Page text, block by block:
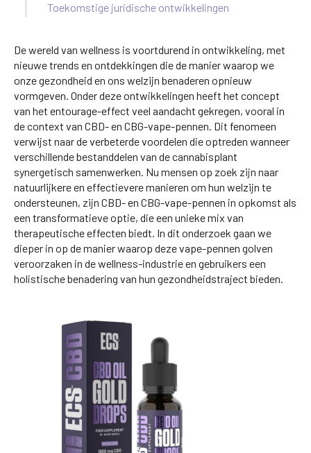
Toekomstige juridische ontwikkelingen
De wereld van wellness is voortdurend in ontwikkeling, met
nieuwe trends en ontdekkingen die de manier waarop we
onze gezondheid en ons welzijn benaderen opnieuw
vormgeven. Onder deze ontwikkelingen heeft het concept
van het entourage-effect veel aandacht gekregen, vooral in
de context van CBD- en CBG-vape-pennen. Dit fenomeen
verwijst naar de verbeterde voordelen die optreden wanneer
verschillende bestanddelen van de cannabisplant
synergetisch samenwerken. Nu mensen op zoek zijn naar
natuurlijkere en effectievere manieren om hun welzijn te
ondersteunen, zijn CBD- en CBG-vape-pennen in opkomst als
een transformatieve optie, die een unieke mix van
therapeutische effecten biedt. In dit onderzoek gaan we
dieper in op de manier waarop deze vape-pennen golven
veroorzaken in de wellness-industrie en gebruikers een
holistische benadering van hun gezondheidstraject bieden.